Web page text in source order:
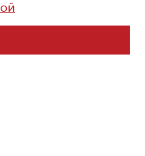
16+
защищены